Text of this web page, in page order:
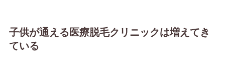
子供が通える医療脱毛クリニックは増えてき
ている